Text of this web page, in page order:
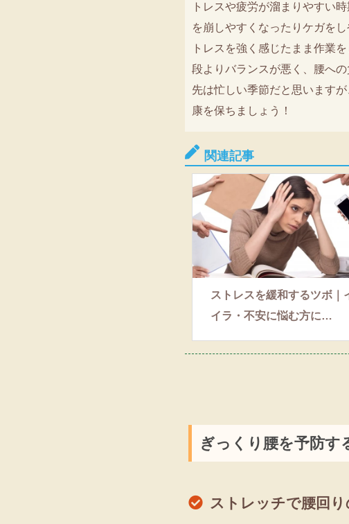
トレスや疲労が溜まりやすい
を崩しやすくなったりケガを
トレスを強く感じたまま作業
段よりバランスが悪く、腰へ
先は忙しい季節だと思います
康を保ちましょう！
関連記事
ストレスを緩和するツボ｜
イラ・不安に悩む方に…
ぎっくり腰を予防す
ストレッチで腰回り